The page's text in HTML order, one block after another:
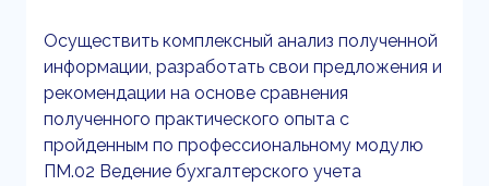
Осуществить комплексный анализ полученной
информации, разработать свои предложения и
рекомендации на основе сравнения
полученного практического опыта с
пройденным по профессиональному модулю
ПМ.02 Ведение бухгалтерского учета